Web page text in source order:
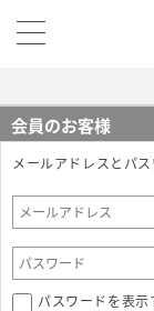
会員のお客様
メールアドレスとパ
パスワードを表示